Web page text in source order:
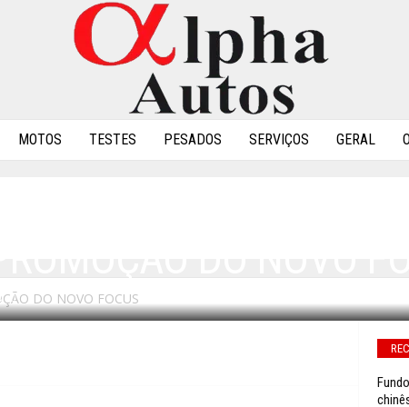
MOTOS TESTES PESADOS SERVIÇOS GERAL
DO NOVO FOCUS
0